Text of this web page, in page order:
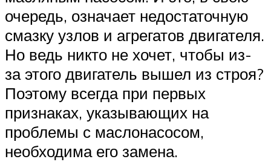
очередь, означает недостаточную
смазку узлов и агрегатов двигателя.
Но ведь никто не хочет, чтобы из-
за этого двигатель вышел из строя?
Поэтому всегда при первых
признаках, указывающих на
проблемы с маслонасосом,
необходима его замена.